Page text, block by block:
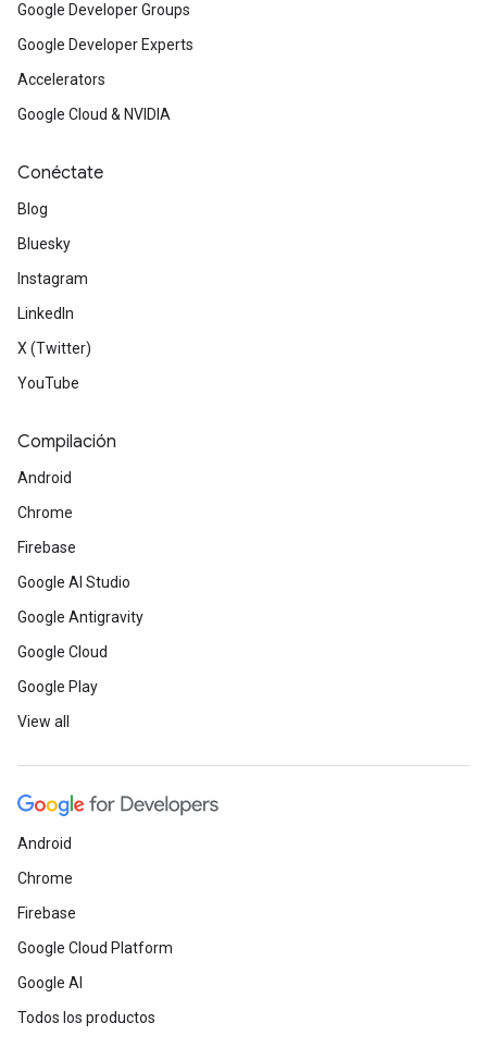
Google Developer Groups
Google Developer Experts
Accelerators
Google Cloud & NVIDIA
Conéctate
Blog
Bluesky
Instagram
LinkedIn
X (Twitter)
YouTube
Compilación
Android
Chrome
Firebase
Google AI Studio
Google Antigravity
Google Cloud
Google Play
View all
Android
Chrome
Firebase
Google Cloud Platform
Google AI
Todos los productos